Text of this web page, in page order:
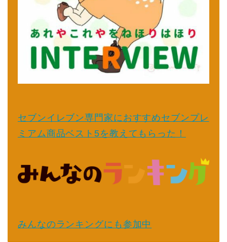
セブンイレブン専門家におすすめセブンプレ
ミアム商品ベスト5を教えてもらった！
みんなのランキングにも参加中